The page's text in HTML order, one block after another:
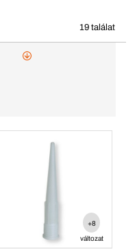
19 találat
+8
változat